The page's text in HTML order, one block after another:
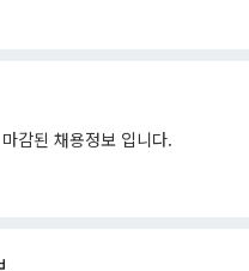
마감된 채용정보 입니다.